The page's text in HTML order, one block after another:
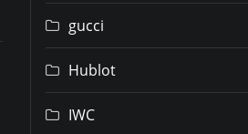
gucci
Hublot
IWC